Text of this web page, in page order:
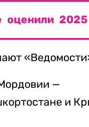
оценили
—
и